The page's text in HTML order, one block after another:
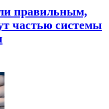
правильным,
частью системы